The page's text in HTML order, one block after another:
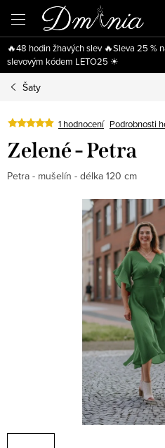
obsah
🔥48 hodin žhavých slev 🔥Sleva 25 %
slevovým kódem LETO25 ☀
Šaty
1 hodnocení Podrobnosti
Zelené - Petra
Petra - mušelín - délka 120 cm